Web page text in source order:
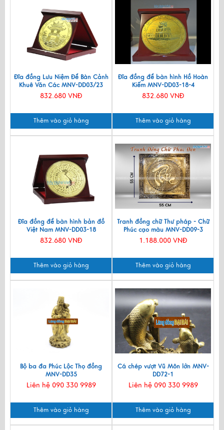
Đĩa đồng Lưu Niệm Để Bàn Cảnh
Khuê Văn Các MNV-DD03/23
832.680 VNĐ
Thêm vào giỏ hàng
Đĩa đồng để bàn hình Hồ Hoàn
Kiếm MNV-DD03-18-4
832.680 VNĐ
Thêm vào giỏ hàng
Đĩa đồng để bàn hình bản đồ
Việt Nam MNV-DD03-18
832.680 VNĐ
Thêm vào giỏ hàng
Tranh đồng chữ Thư pháp - Chữ
Phúc cạo màu MNV-DD09-3
1.188.000 VNĐ
Thêm vào giỏ hàng
Bộ ba đa Phúc Lộc Thọ đồng
MNV-DD35
Liên hệ 090 330 9989
Thêm vào giỏ hàng
Cá chép vượt Vũ Môn lớn MNV-
DD72-1
Liên hệ 090 330 9989
Thêm vào giỏ hàng